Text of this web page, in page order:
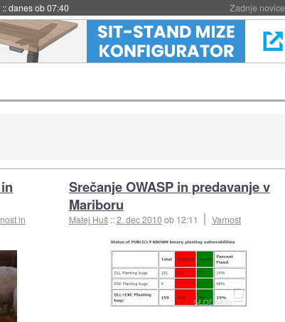
Zadnje novice
::danes ob 07:40
in
Srečanje OWASP in predavanje v
Mariboru
Matej Huš ::2. dec 2010ob 12:11 Varnost